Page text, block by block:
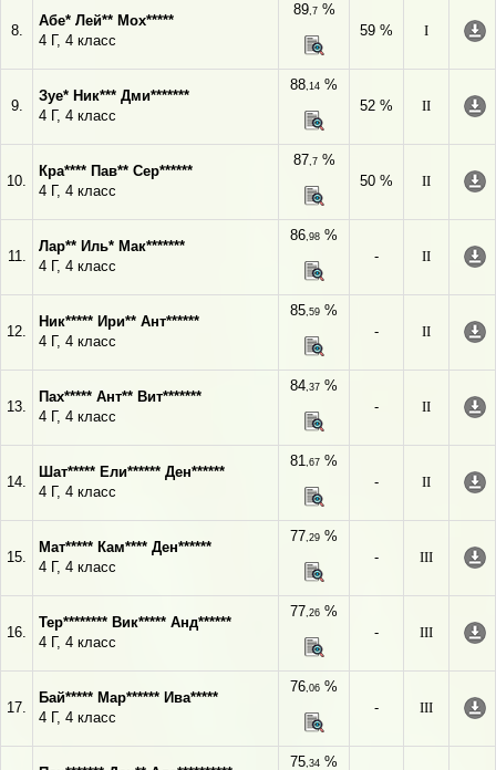
8.
Абе* Лей** Мох*****
4 Г, 4 класс
89,7%
59 %
I
9.
Зуе* Ник*** Дми*******
4 Г, 4 класс
88,14 %
52 %
II
10.
Кра**** Пав** Сер******
4 Г, 4 класс
87,7%
50 %
II
11.
Лар** Иль* Мак*******
4 Г, 4 класс
86,98 %
-
II
12.
Ник***** Ири** Ант******
4 Г, 4 класс
85,59 %
-
II
13.
Пах***** Ант** Вит*******
4 Г, 4 класс
84,37 %
-
II
14.
Шат***** Ели****** Ден******
4 Г, 4 класс
81,67 %
-
II
15.
Мат***** Кам**** Ден******
4 Г, 4 класс
77,29 %
-
III
16.
Тер******** Вик***** Анд******
4 Г, 4 класс
77,26 %
-
III
17.
Бай***** Мар****** Ива*****
4 Г, 4 класс
76,06 %
-
III
75,34 %